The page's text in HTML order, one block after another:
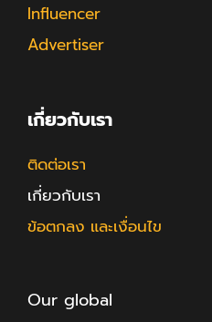
Influencer
Advertiser
เกี่ยวกับเรา
ติดต่อเรา
เกี่ยวกับเรา
ข้อตกลง และเงื่อนไข
Our global